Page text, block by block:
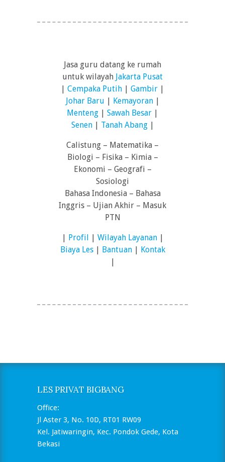
Jasa guru datang ke rumah
untuk wilayah Jakarta Pusat
| Cempaka Putih | Gambir |
Johar Baru | Kemayoran|
Menteng | Sawah Besar |
Senen| Tanah Abang|
Calistung – Matematika –
Biologi – Fisika – Kimia –
Ekonomi – Geografi –
Sosiologi
Bahasa Indonesia – Bahasa
Inggris – Ujian Akhir – Masuk
PTN
| Profil | Wilayah Layanan|
Biaya Les| Bantuan| Kontak
|
LES PRIVAT BIGBANG
Office:
Jl Aster 3, No. 10D, RT01 RW09
Kel. Jatiwaringin, Kec. Pondok Gede, Kota
Bekasi